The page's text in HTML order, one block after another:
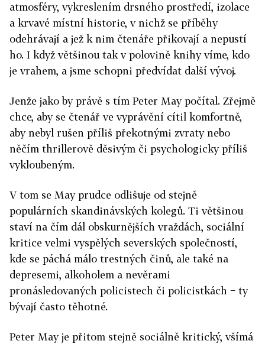
atmosféry, vykreslením drsného prostředí, izolace
a krvavé místní historie, v nichž se příběhy
odehrávají a jež k nim čtenáře přikovají a nepustí
ho. I když většinou tak v polovině knihy víme, kdo
je vrahem, a jsme schopni předvídat další vývoj.
Jenže jako by právě s tím Peter May počítal. Zřejmě
chce, aby se čtenář ve vyprávění cítil komfortně,
aby nebyl rušen příliš překotnými zvraty nebo
něčím thrillerově děsivým či psychologicky příliš
vykloubeným.
V tom se May prudce odlišuje od stejně
populárních skandinávských kolegů. Ti většinou
staví na čím dál obskurnějších vraždách, sociální
kritice velmi vyspělých severských společností,
kde se páchá málo trestných činů, ale také na
depresemi, alkoholem a nevěrami
pronásledovaných policistech či policistkách − ty
bývají často těhotné.
Peter May je přitom stejně sociálně kritický, všímá